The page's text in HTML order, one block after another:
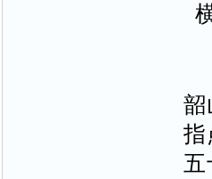
韶
指
五